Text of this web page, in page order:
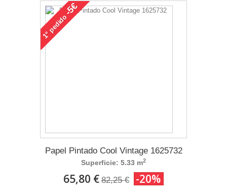
1°
pedido
-5€
Papel Pintado Cool Vintage 1625732
Superficie: 5.33 m2
65,80 € 82,25 € -20%